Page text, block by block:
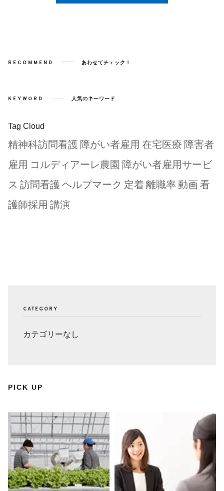
RECOMMEND あわせてチェック！
KEYWORD 人気のキーワード
Tag Cloud
精神科訪問看護 障がい者雇用 在宅医療 障害者
雇用 コルディアーレ農園 障がい者雇用サービ
ス 訪問看護 ヘルプマーク 定着 離職率 動画看
護師採用 講演
CATEGORY
カテゴリーなし
PICK UP